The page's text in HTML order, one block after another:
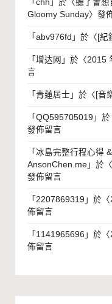
「 chh 」於〈聽了會想
Gloomy Sunday〉發
「 abv976fd 」於〈 [紀
「 增达网 」於〈2015
言
「 青蓮居士 」於〈 [音
「 QQ595705019 」於
發佈留言
「 冰島完整行程心得
AnsonChen.me 」於〈
發佈留言
「 2207869319 」於〈
佈留言
「 1141965696 」於〈
佈留言